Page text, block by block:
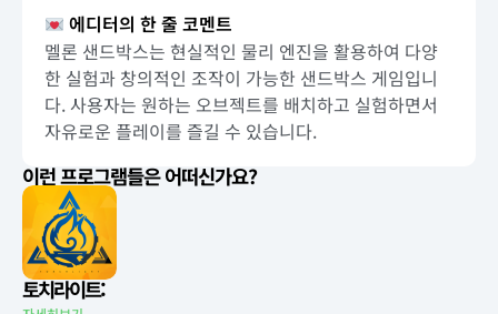
에디터의 한 줄 코멘트
멜론 샌드박스는 현실적인 물리 엔진을 활용하여 다양
한 실험과 창의적인 조작이 가능한 샌드박스 게임입니
다. 사용자는 원하는 오브젝트를 배치하고 실험하면서
자유로운 플레이를 즐길 수 있습니다.
이런 프로그램들은 어떠신가요?
토치라이트: